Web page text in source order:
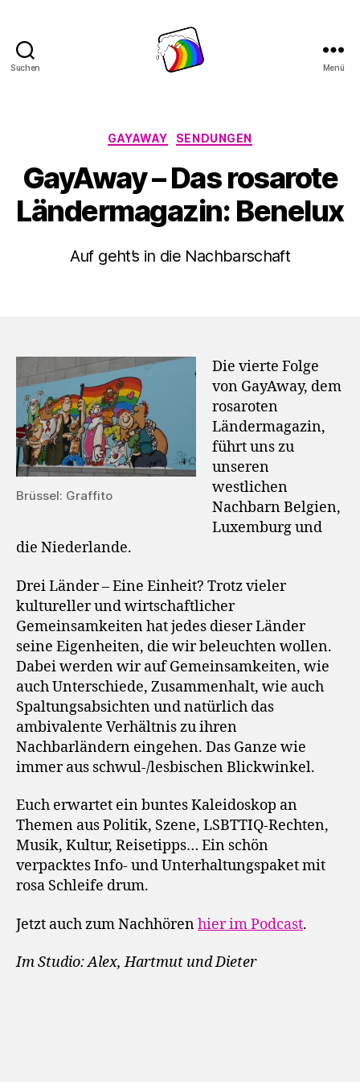
Suchen Menü
Kategorien
GAYAWAY SENDUNGEN
GayAway – Das rosarote
Länder­magazin: Benelux
Auf geht’s in die Nachbarschaft
Brüssel: Graffito
Die vierte Folge
von GayAway, dem
rosaroten
Ländermagazin,
führt uns zu
unseren
westlichen
Nachbarn Belgien,
Luxemburg und
die Niederlande.
Drei Länder – Eine Einheit? Trotz vieler
kultureller und wirtschaftlicher
Gemeinsamkeiten hat jedes dieser Länder
seine Eigenheiten, die wir beleuchten wollen.
Dabei werden wir auf Gemeinsamkeiten, wie
auch Unterschiede, Zusammenhalt, wie auch
Spaltungsabsichten und natürlich das
ambivalente Verhältnis zu ihren
Nachbarländern eingehen. Das Ganze wie
immer aus schwul-/lesbischen Blickwinkel.
Euch erwartet ein buntes Kaleidoskop an
Themen aus Politik, Szene, LSBTTIQ-Rechten,
Musik, Kultur, Reisetipps… Ein schön
verpacktes Info- und Unterhaltungspaket mit
rosa Schleife drum.
Jetzt auch zum Nachhörenhier im Podcast.
Im Studio: Alex, Hartmut und Dieter